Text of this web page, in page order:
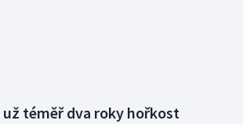
téměř dva roky hořkost